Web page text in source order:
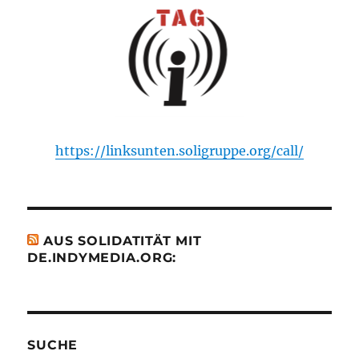
https://linksunten.soligruppe.org/call/
AUS SOLIDATITÄT MIT
DE.INDYMEDIA.ORG:
SUCHE